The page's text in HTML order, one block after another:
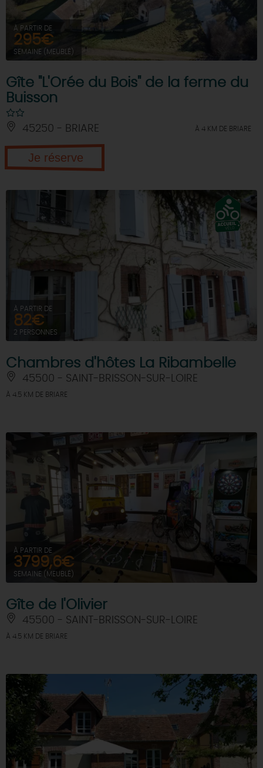
À PARTIR DE
295€
SEMAINE (MEUBLÉ)
Gîte "L'Orée du Bois" de la ferme du
Buisson
45250 - BRIARE À 4 KM DE BRIARE
Je réserve
À PARTIR DE
82€
2 PERSONNES
Chambres d'hôtes La Ribambelle
45500 - SAINT-BRISSON-SUR-LOIRE
À 4.5 KM DE BRIARE
À PARTIR DE
3799,6€
SEMAINE (MEUBLÉ)
Gîte de l'Olivier
45500 - SAINT-BRISSON-SUR-LOIRE
À 4.5 KM DE BRIARE